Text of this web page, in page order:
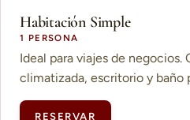
Habitación Simple
1 PERSONA
Ideal para viajes de negocios.
climatizada, escritorio y baño
RESERVAR